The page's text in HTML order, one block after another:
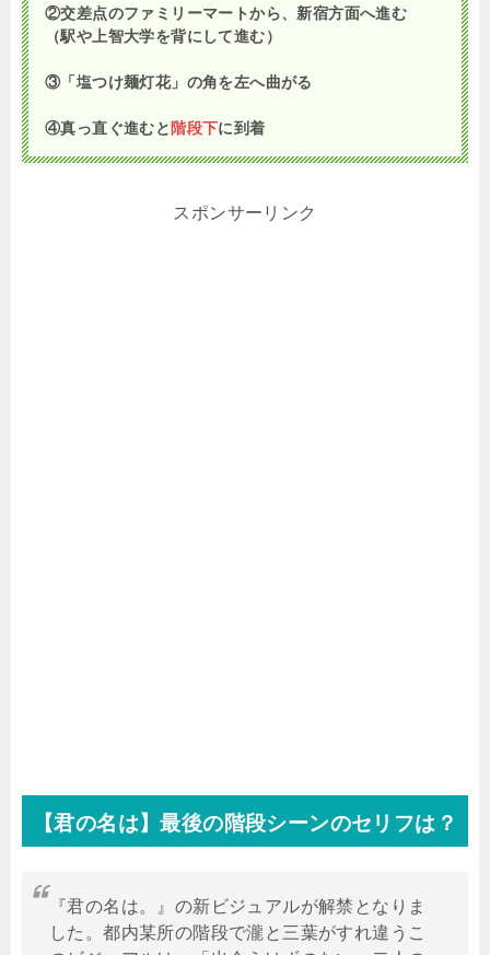
②交差点のファミリーマートから、新宿方面へ進む
（駅や上智大学を背にして進む）
③「塩つけ麺灯花」の角を左へ曲がる
④真っ直ぐ進むと 階段下に到着
スポンサーリンク
【君の名は】最後の階段シーンのセリフは？
『君の名は。』の新ビジュアルが解禁となりま
した。都内某所の階段で瀧と三葉がすれ違うこ